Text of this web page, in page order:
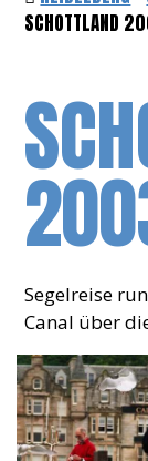
SCHOTTLAND
Segelreise
Canal über